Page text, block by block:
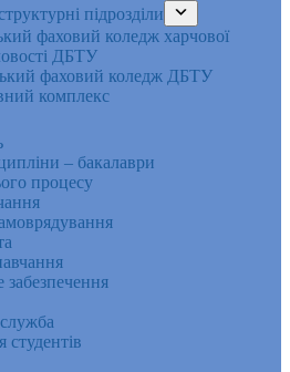
підрозділи
фаховий коледж харчової
ДБТУ
фаховий коледж ДБТУ
комплекс
– бакалаври
процесу
забезпечення
студентів